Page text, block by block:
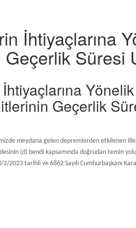
İhtiyaçlarına
Süresi
Yönelik
Geçerlik
meydana gelen depremlerden etkilenen
(d) bendi kapsamında doğrudan temin
tarihli ve 6862 Sayılı Cumhurbaşkanı